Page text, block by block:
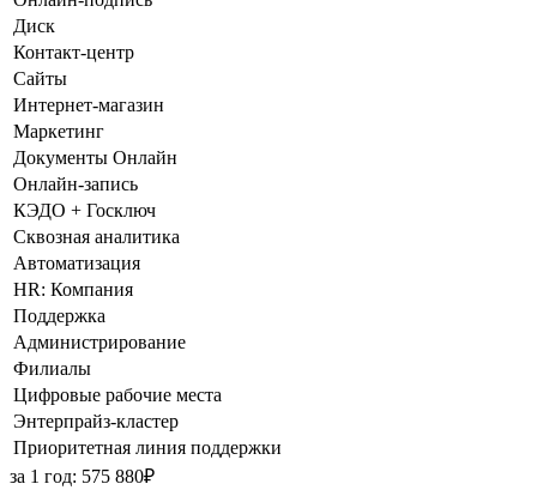
Диск
Контакт-центр
Сайты
Интернет-магазин
Маркетинг
Документы Онлайн
Онлайн-запись
КЭДО + Госключ
Сквозная аналитика
Автоматизация
HR: Компания
Поддержка
Администрирование
Филиалы
Цифровые рабочие места
Энтерпрайз-кластер
Приоритетная линия поддержки
за 1 год: 575 880₽